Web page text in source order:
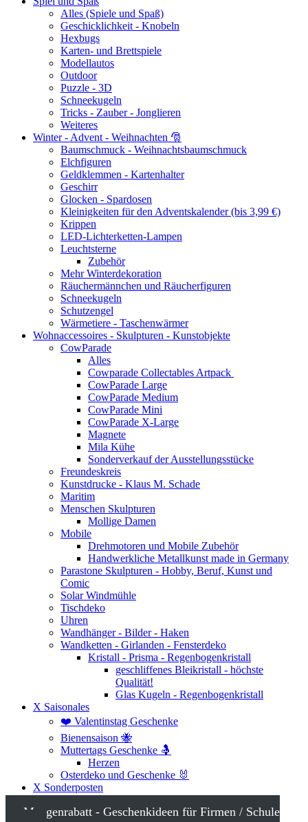
Alles (Spiele und Spaß)
Geschicklichkeit - Knobeln
Hexbugs
Karten- und Brettspiele
Modellautos
Outdoor
Puzzle - 3D
Schneekugeln
Tricks - Zauber - Jonglieren
Weiteres
Winter - Advent - Weihnachten 🎅
Baumschmuck - Weihnachtsbaumschmuck
Elchfiguren
Geldklemmen - Kartenhalter
Geschirr
Glocken - Spardosen
Kleinigkeiten für den Adventskalender (bis 3,99 €)
Krippen
LED-Lichterketten-Lampen
Leuchtsterne
Zubehör
Mehr Winterdekoration
Räuchermännchen und Räucherfiguren
Schneekugeln
Schutzengel
Wärmetiere - Taschenwärmer
Wohnaccessoires - Skulpturen - Kunstobjekte
CowParade
Alles
Cowparade Collectables Artpack
CowParade Large
CowParade Medium
CowParade Mini
CowParade X-Large
Magnete
Mila Kühe
Sonderverkauf der Ausstellungsstücke
Freundeskreis
Kunstdrucke - Klaus M. Schade
Maritim
Menschen Skulpturen
Mollige Damen
Mobile
Drehmotoren und Mobile Zubehör
Handwerkliche Metallkunst made in Germany
Parastone Skulpturen - Hobby, Beruf, Kunst und
Comic
Solar Windmühle
Tischdeko
Uhren
Wandhänger - Bilder - Haken
Wandketten - Girlanden - Fensterdeko
Kristall - Prisma - Regenbogenkristall
geschliffenes Bleikristall - höchste
Qualität!
Glas Kugeln - Regenbogenkristall
X Saisonales
❤️ Valentinstag Geschenke
Bienensaison 🐝
Muttertags Geschenke 🤱
Herzen
Osterdeko und Geschenke 🐰
X Sonderposten
Mengenrabatt - Geschenkideen für Firmen / Schule